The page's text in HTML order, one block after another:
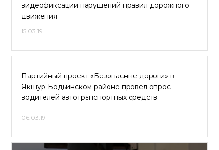
видеофиксации нарушений правил дорожного
движения
15.03.19
Партийный проект «Безопасные дороги» в
Якшур-Бодьинском районе провел опрос
водителей автотранспортных средств
06.03.19